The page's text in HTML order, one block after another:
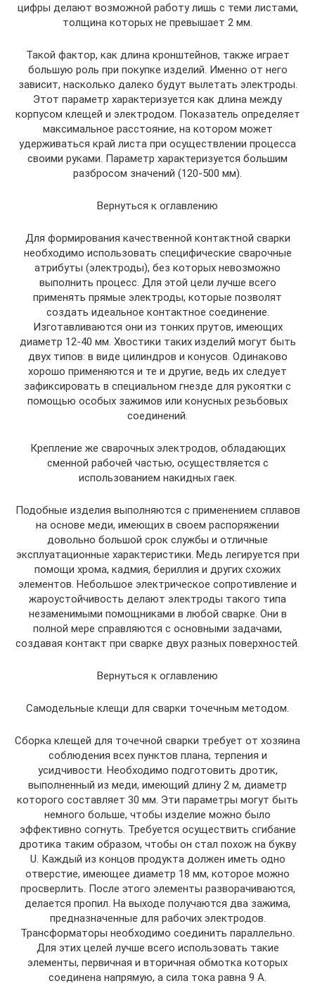
цифры делают возможной работу лишь с теми листами,
толщина которых не превышает 2 мм.
Такой фактор, как длина кронштейнов, также играет
большую роль при покупке изделий. Именно от него
зависит, насколько далеко будут вылетать электроды.
Этот параметр характеризуется как длина между
корпусом клещей и электродом. Показатель определяет
максимальное расстояние, на котором может
удерживаться край листа при осуществлении процесса
своими руками. Параметр характеризуется большим
разбросом значений (120-500 мм).
Вернуться к оглавлению
Для формирования качественной контактной сварки
необходимо использовать специфические сварочные
атрибуты (электроды), без которых невозможно
выполнить процесс. Для этой цели лучше всего
применять прямые электроды, которые позволят
создать идеальное контактное соединение.
Изготавливаются они из тонких прутов, имеющих
диаметр 12-40 мм. Хвостики таких изделий могут быть
двух типов: в виде цилиндров и конусов. Одинаково
хорошо применяются и те и другие, ведь их следует
зафиксировать в специальном гнезде для рукоятки с
помощью особых зажимов или конусных резьбовых
соединений.
Крепление же сварочных электродов, обладающих
сменной рабочей частью, осуществляется с
использованием накидных гаек.
Подобные изделия выполняются с применением сплавов
на основе меди, имеющих в своем распоряжении
довольно большой срок службы и отличные
эксплуатационные характеристики. Медь легируется при
помощи хрома, кадмия, бериллия и других схожих
элементов. Небольшое электрическое сопротивление и
жароустойчивость делают электроды такого типа
незаменимыми помощниками в любой сварке. Они в
полной мере справляются с основными задачами,
создавая контакт при сварке двух разных поверхностей.
Вернуться к оглавлению
Самодельные клещи для сварки точечным методом.
Сборка клещей для точечной сварки требует от хозяина
соблюдения всех пунктов плана, терпения и
усидчивости. Необходимо подготовить дротик,
выполненный из меди, имеющий длину 2 м, диаметр
которого составляет 30 мм. Эти параметры могут быть
немного больше, чтобы изделие можно было
эффективно согнуть. Требуется осуществить сгибание
дротика таким образом, чтобы он стал похож на букву
U. Каждый из концов продукта должен иметь одно
отверстие, имеющее диаметр 18 мм, которое можно
просверлить. После этого элементы разворачиваются,
делается пропил. На выходе получаются два зажима,
предназначенные для рабочих электродов.
Трансформаторы необходимо соединить параллельно.
Для этих целей лучше всего использовать такие
элементы, первичная и вторичная обмотка которых
соединена напрямую, а сила тока равна 9 А.